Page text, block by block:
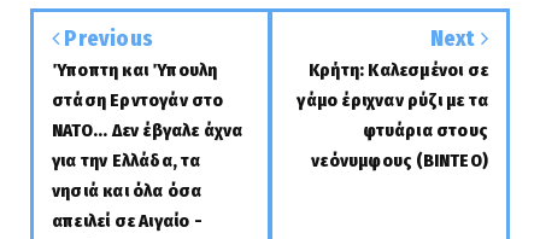
Previous
Ύποπτη και Ύπουλη
στάση Ερντογάν στο
ΝΑΤΟ... Δεν έβγαλε άχνα
για την Ελλάδα, τα
νησιά και όλα όσα
απειλεί σε Αιγαίο -
Next
Κρήτη: Καλεσμένοι σε
γάμο έριχναν ρύζι με τα
φτυάρια στους
νεόνυμφους (BINTEO)